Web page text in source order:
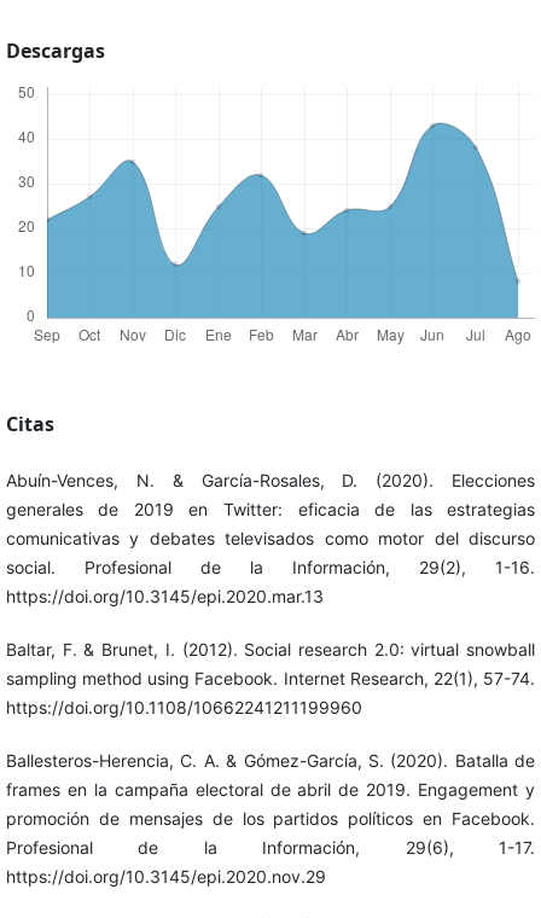
Descargas
Citas
Abuín-Vences, N. & García-Rosales, D. (2020). Elecciones
generales de 2019 en Twitter: eficacia de las estrategias
comunicativas y debates televisados como motor del discurso
social. Profesional de la Información, 29(2), 1-16.
https://doi.org/10.3145/epi.2020.mar.13
Baltar, F. & Brunet, I. (2012). Social research 2.0: virtual snowball
sampling method using Facebook. Internet Research, 22(1), 57-74.
https://doi.org/10.1108/10662241211199960
Ballesteros-Herencia, C. A. & Gómez-García, S. (2020). Batalla de
frames en la campaña electoral de abril de 2019. Engagement y
promoción de mensajes de los partidos políticos en Facebook.
Profesional de la Información, 29(6), 1-17.
https://doi.org/10.3145/epi.2020.nov.29